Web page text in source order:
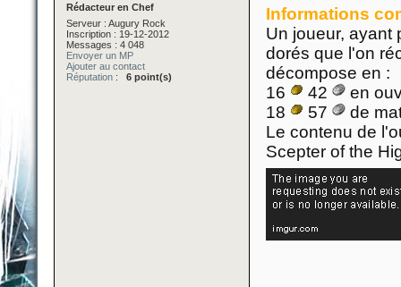
Rédacteur en Chef
Serveur : Augury Rock
Inscription : 19-12-2012
Messages : 4 048
Envoyer un MP
Ajouter au contact
Réputation : 6 point(s)
Informations
Un joueur, ayant
dorés que l'on
décompose en :
16
42
en
18
57
de
Le contenu de
Scepter of the